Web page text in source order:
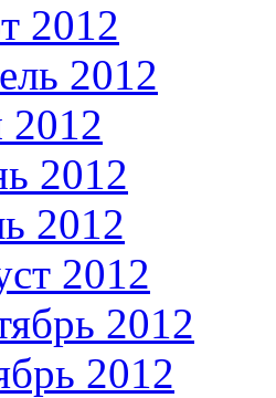
2012
2012
2012
2012
2012
2012
2012